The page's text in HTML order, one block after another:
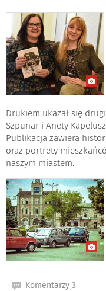
Drukiem ukazał się
Szpunar i Anety
Publikacja zawiera
oraz portrety
naszym miastem.
Komentarzy 3